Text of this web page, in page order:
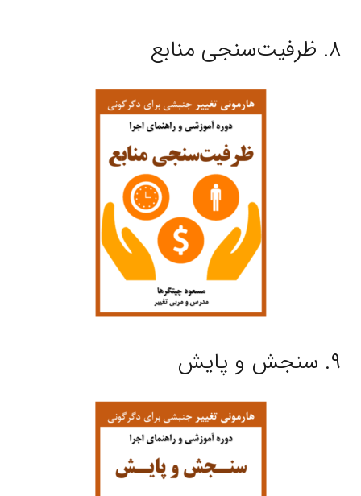
۸. ظرفیت‌سنجی منابع
۹. سنجش و پایش